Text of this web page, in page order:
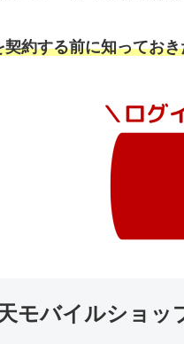
約する前に知ってお
モバイルショッ